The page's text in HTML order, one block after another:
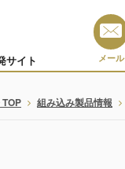
サイト メール
組み込み製品情報